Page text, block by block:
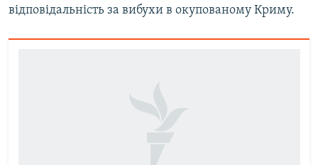
відповідальність за вибухи в окупованому Криму.